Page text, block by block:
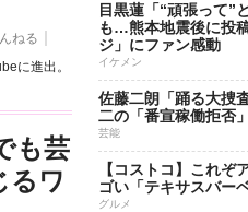
ねる
に進出。
も芸
るワ
目黒蓮「“頑張って”
も…熊本地震後に投
ジ」にファン感動
イケメン
佐藤二朗「踊る大捜
二の「番宣稼働拒否
芸能
【コストコ】これぞ
ゴい「テキサスバー
グルメ